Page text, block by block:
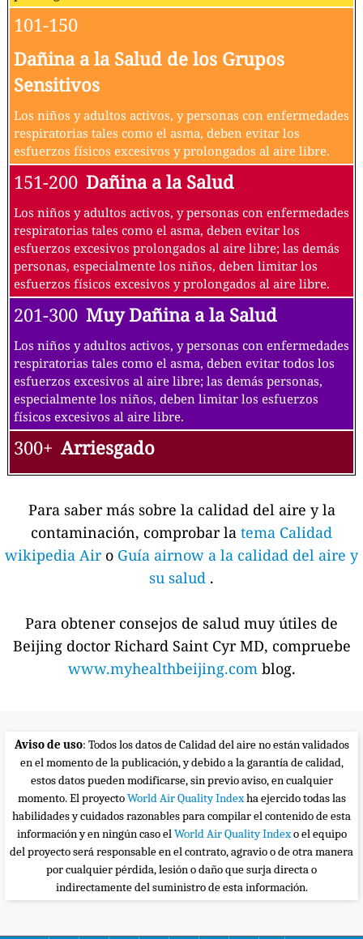
101-150
Dañina a la Salud de los Grupos
Sensitivos
Los niños y adultos activos, y personas con enfermedades
respiratorias tales como el asma, deben evitar los
esfuerzos físicos excesivos y prolongados al aire libre.
151-200 Dañina a la Salud
Los niños y adultos activos, y personas con enfermedades
respiratorias tales como el asma, deben evitar los
esfuerzos excesivos prolongados al aire libre; las demás
personas, especialmente los niños, deben limitar los
esfuerzos físicos excesivos y prolongados al aire libre.
201-300 Muy Dañina a la Salud
Los niños y adultos activos, y personas con enfermedades
respiratorias tales como el asma, deben evitar todos los
esfuerzos excesivos al aire libre; las demás personas,
especialmente los niños, deben limitar los esfuerzos
físicos excesivos al aire libre.
300+ Arriesgado
Para saber más sobre la calidad del aire y la
contaminación, comprobar la tema Calidad
wikipedia Air o Guía airnow a la calidad del aire y
su salud .
Para obtener consejos de salud muy útiles de
Beijing doctor Richard Saint Cyr MD, compruebe
www.myhealthbeijing.com blog.
Aviso de uso: Todos los datos de Calidad del aire no están validados
en el momento de la publicación, y debido a la garantía de calidad,
estos datos pueden modificarse, sin previo aviso, en cualquier
momento. El proyectoWorld Air Quality Indexha ejercido todas las
habilidades y cuidados razonables para compilar el contenido de esta
información y en ningún caso elWorld Air Quality Indexo el equipo
del proyecto será responsable en el contrato, agravio o de otra manera
por cualquier pérdida, lesión o daño que surja directa o
indirectamente del suministro de esta información.